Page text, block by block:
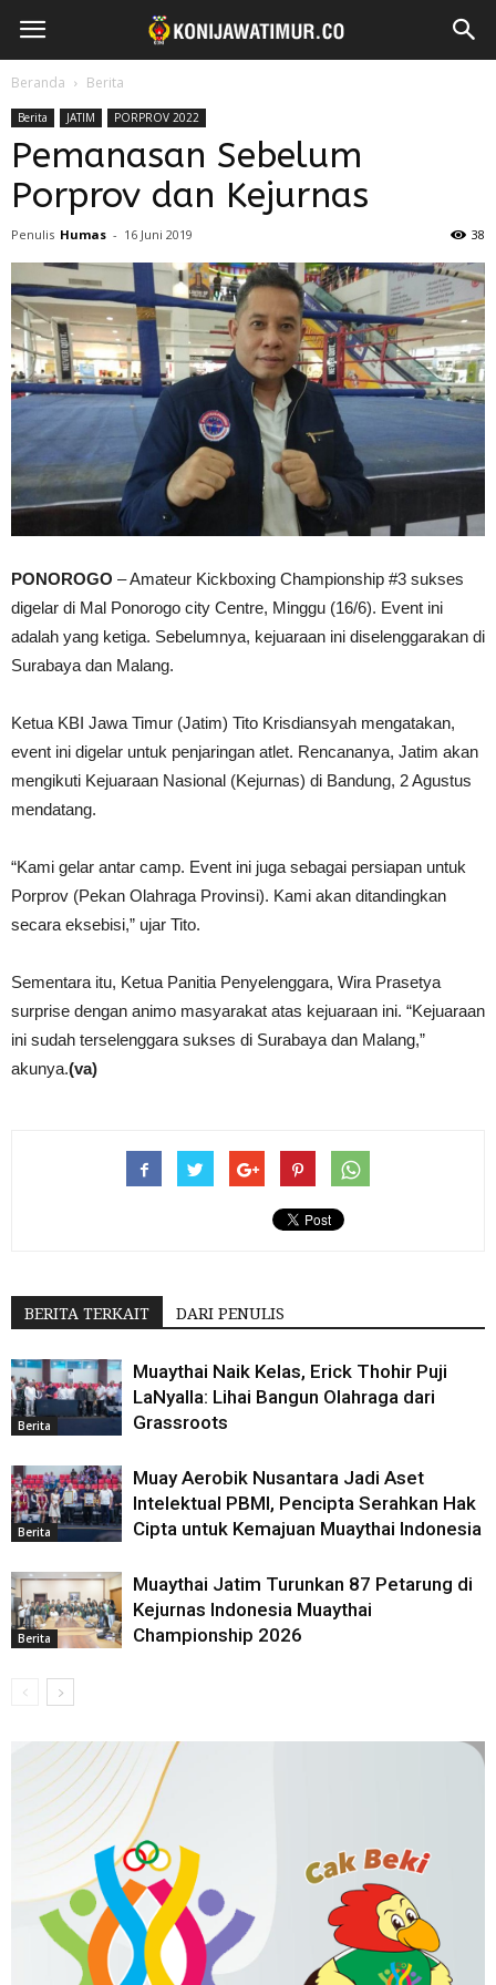
Beranda Berita
Berita JATIM PORPROV 2022
Pemanasan Sebelum
Porprov dan Kejurnas
Penulis Humas - 16 Juni 2019 38
PONOROGO – Amateur Kickboxing Championship #3 sukses
digelar di Mal Ponorogo city Centre, Minggu (16/6). Event ini
adalah yang ketiga. Sebelumnya, kejuaraan ini diselenggarakan di
Surabaya dan Malang.
Ketua KBI Jawa Timur (Jatim) Tito Krisdiansyah mengatakan,
event ini digelar untuk penjaringan atlet. Rencananya, Jatim akan
mengikuti Kejuaraan Nasional (Kejurnas) di Bandung, 2 Agustus
mendatang.
“Kami gelar antar camp. Event ini juga sebagai persiapan untuk
Porprov (Pekan Olahraga Provinsi). Kami akan ditandingkan
secara eksebisi,” ujar Tito.
Sementara itu, Ketua Panitia Penyelenggara, Wira Prasetya
surprise dengan animo masyarakat atas kejuaraan ini. “Kejuaraan
ini sudah terselenggara sukses di Surabaya dan Malang,”
akunya.(va)
BERITA TERKAIT DARI PENULIS
Berita
Muaythai Naik Kelas, Erick Thohir Puji
LaNyalla: Lihai Bangun Olahraga dari
Grassroots
Berita
Muay Aerobik Nusantara Jadi Aset
Intelektual PBMI, Pencipta Serahkan Hak
Cipta untuk Kemajuan Muaythai Indonesia
Berita
Muaythai Jatim Turunkan 87 Petarung di
Kejurnas Indonesia Muaythai
Championship 2026